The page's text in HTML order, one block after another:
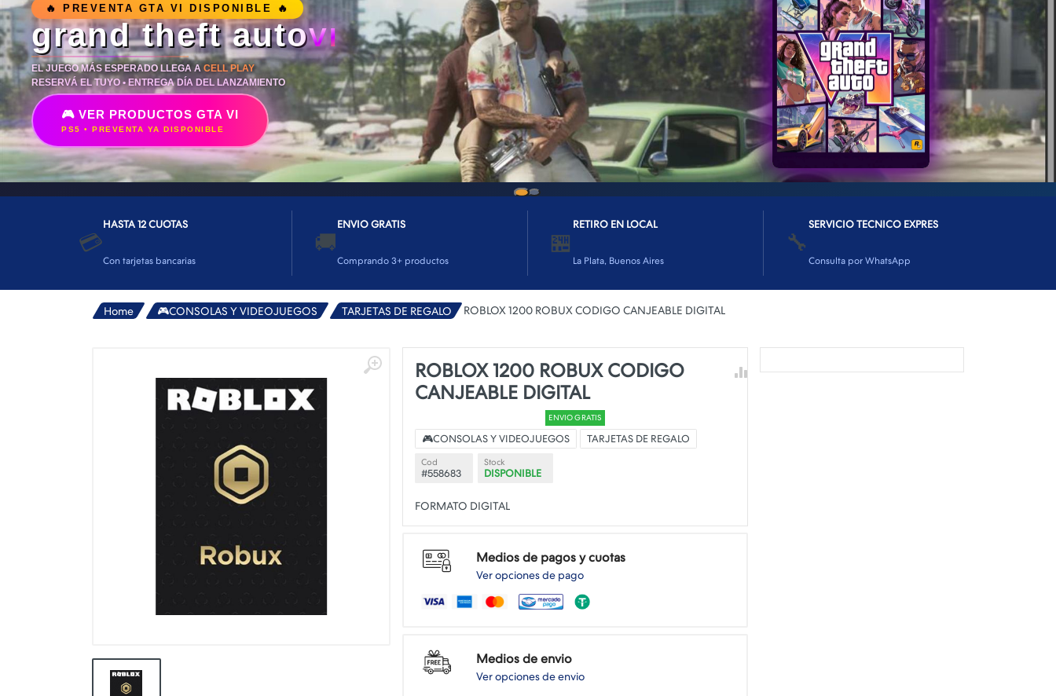
👕INDUMENTARIA🧢
👾COLECCIONABLES🧸
💻MUNDO PC GAMER💻
🔌CABLES Y ADAPTADORES🔌
🤓MUNDO PC OFICINA🤓
🫗GEEK HOME🍵
🔥 PREVENTA GTA VI DISPONIBLE 🔥
grand theft autoVI
EL JUEGO MÁS ESPERADO LLEGA ACELL PLAY
RESERVÁ EL TUYO • ENTREGA DÍA DEL LANZAMIENTO
🎮 VER PRODUCTOS GTA VI
PS5 • PREVENTA YA DISPONIBLE
💳
HASTA 12 CUOTAS
Con tarjetas bancarias
🚚
ENVIO GRATIS
Comprando 3+ productos
🏪
RETIRO EN LOCAL
La Plata, Buenos Aires
🔧
SERVICIO TECNICO EXPRES
Consulta por WhatsApp
Home 🎮CONSOLAS Y VIDEOJUEGOS TARJETAS DE REGALO ROBLOX 1200 ROBUX CODIGO CANJEABLE DIGITAL
ROBLOX 1200 ROBUX CODIGO
CANJEABLE DIGITAL
ENVIO GRATIS
🎮CONSOLAS Y VIDEOJUEGOS TARJETAS DE REGALO
Cod
#558683
Stock
DISPONIBLE
Medios de pagos y cuotas
Ver opciones de pago
Medios de envio
Ver opciones de envio